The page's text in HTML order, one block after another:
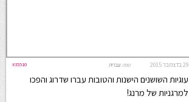
29 בדצמבר 2015 #35510 שפה: עברית
עוגיות השושנים הישנות והטובות עברו שדרוג והפכו
למרגניות של מרנג!